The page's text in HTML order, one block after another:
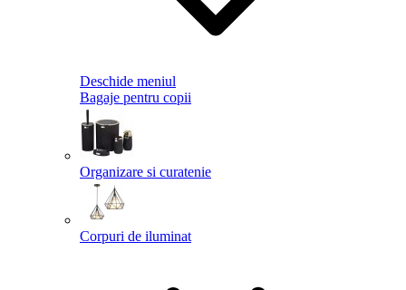
Deschide meniul
Bagaje pentru copii
Organizare si curatenie
Corpuri de iluminat